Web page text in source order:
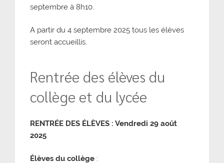
septembre à 8h10.
A partir du 4 septembre 2025 tous les élèves
seront accueillis.
Rentrée des élèves du
collège et du lycée
RENTRÉE DES ÉLÈVES : Vendredi 29 août
2025
Élèves du collège :